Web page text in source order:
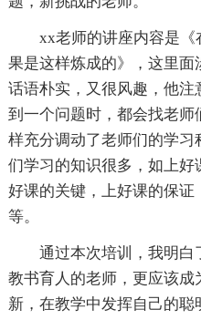
xx老师的讲座内容是
果是这样炼成的》，这里
话语朴实，又很风趣，他
到一个问题时，都会找老
样充分调动了老师们的学
们学习的知识很多，如上
好课的关键，上好课的保
等。
通过本次培训，我明白
教书育人的老师，更应该成
新，在教学中发挥自己的